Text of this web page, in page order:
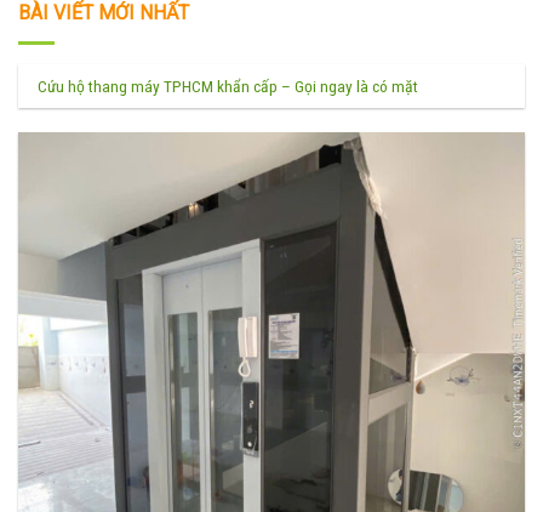
BÀI VIẾT MỚI NHẤT
Cứu hộ thang máy TPHCM khẩn cấp – Gọi ngay là có mặt